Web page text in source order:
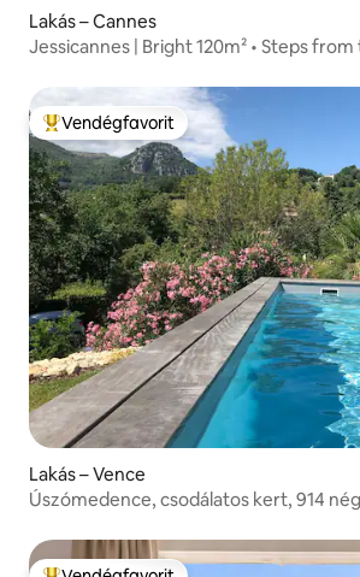
Lakás – Cannes
Jessicannes | Bright 120m² • Steps from
Kiemelt vendégfavorit
Vendégfavorit
Lakás – Vence
Úszómedence, csodálatos kert, 914